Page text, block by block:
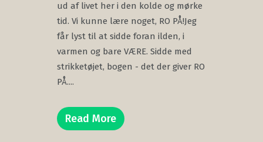
ud af livet her i den kolde og mørke
tid. Vi kunne lære noget, RO PÅ!Jeg
får lyst til at sidde foran ilden, i
varmen og bare VÆRE. Sidde med
strikketøjet, bogen - det der giver RO
PÅ....
Read More